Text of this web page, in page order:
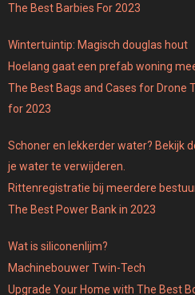
The Best Barbies For 2023
Wintertuintip: Magisch douglas hout
Hoelang gaat een prefab woning
The Best Bags and Cases for Drone
for 2023
Schoner en lekkerder water? Bekijk
je water te verwijderen.
Rittenregistratie bij meerdere
The Best Power Bank in 2023
Wat is siliconenlijm?
Machinebouwer Twin-Tech
Upgrade Your Home with The Best